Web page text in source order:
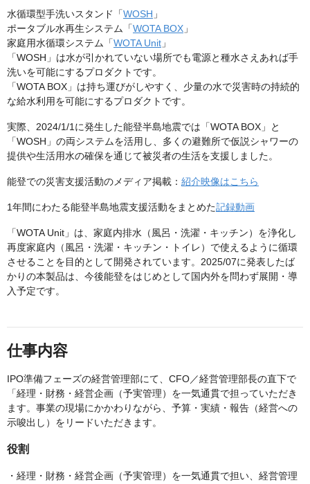
水循環型手洗いスタンド「WOSH 」
ポータブル水再生システム「WOTA BOX 」
家庭用水循環システム「WOTA Unit 」
「WOSH」は水が引かれていない場所でも電源と種水さえあれば手
洗いを可能にするプロダクトです。
「WOTA BOX」は持ち運びがしやすく、少量の水で災害時の持続的
な給水利用を可能にするプロダクトです。
実際、2024/1/1に発生した能登半島地震では「WOTA BOX」と
「WOSH」の両システムを活用し、多くの避難所で仮説シャワーの
提供や生活用水の確保を通じて被災者の生活を支援しました。
能登での災害支援活動のメディア掲載： 紹介映像はこちら
1年間にわたる能登半島地震支援活動をまとめた記録動画
「WOTA Unit」は、家庭内排水（風呂・洗濯・キッチン）を浄化し
再度家庭内（風呂・洗濯・キッチン・トイレ）で使えるように循環
させることを目的として開発されています。2025/07に発表したば
かりの本製品は、今後能登をはじめとして国内外を問わず展開・導
入予定です。
仕事内容
IPO準備フェーズの経営管理部にて、CFO／経営管理部長の直下で
「経理・財務・経営企画（予実管理）を一気通貫で担っていただき
ます。事業の現場にかかわりながら、予算・実績・報告（経営への
示唆出し）をリードいただきます。
役割
・経理・財務・経営企画（予実管理）を一気通貫で担い、経営管理